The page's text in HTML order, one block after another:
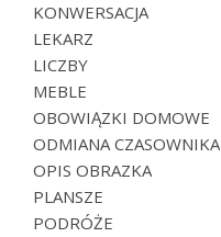
KONWERSACJA
LEKARZ
LICZBY
MEBLE
OBOWIĄZKI DOMOWE
ODMIANA CZASOWNIKA
OPIS OBRAZKA
PLANSZE
PODRÓŻE